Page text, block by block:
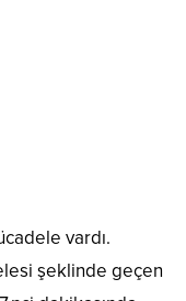
vardı.
şeklinde geçen